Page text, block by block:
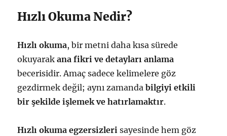
Hızlı Okuma Nedir?
Hızlı okuma, bir metni daha kısa sürede
okuyarakana fikri ve detayları anlama
becerisidir. Amaç sadece kelimelere göz
gezdirmek değil; aynı zamandabilgiyi etkili
bir şekilde işlemek ve hatırlamaktır.
Hızlı okuma egzersizleri sayesinde hem göz